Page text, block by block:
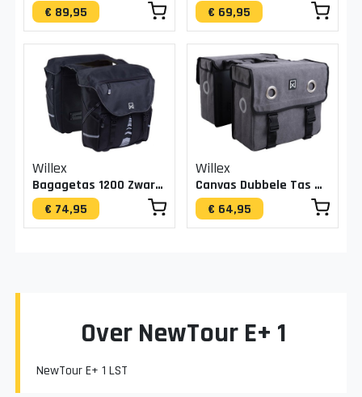
€ 89,95
€ 69,95
Willex
Bagagetas 1200 Zwart 28L
€ 74,95
Willex
Canvas Dubbele Tas Grijs
€ 64,95
Over NewTour E+ 1
NewTour E+ 1 LST